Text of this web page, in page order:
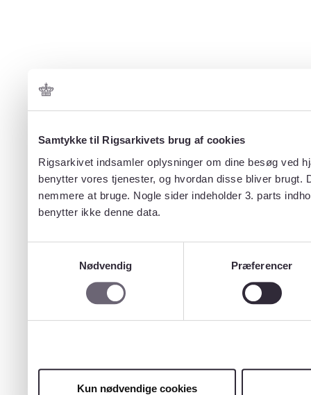
Samtykke til Rigsarkivets brug af cookies
Rigsarkivet indsamler oplysninger om dine besøg ved
benytter vores tjenester, og hvordan disse bliver
nemmere at bruge. Nogle sider indeholder 3. parts
benytter ikke denne data.
Nødvendig
Præferencer
Kun nødvendige cookies